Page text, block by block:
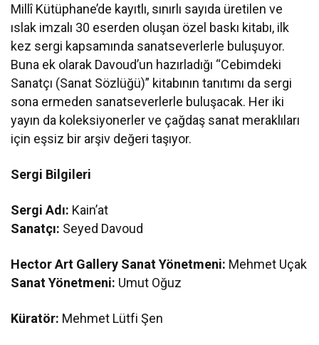
Millî Kütüphane’de kayıtlı, sınırlı sayıda üretilen ve
ıslak imzalı 30 eserden oluşan özel baskı kitabı, ilk
kez sergi kapsamında sanatseverlerle buluşuyor.
Buna ek olarak Davoud’un hazırladığı “Cebimdeki
Sanatçı (Sanat Sözlüğü)” kitabının tanıtımı da sergi
sona ermeden sanatseverlerle buluşacak. Her iki
yayın da koleksiyonerler ve çağdaş sanat meraklıları
için eşsiz bir arşiv değeri taşıyor.
Sergi Bilgileri
Sergi Adı: Kain’at
Sanatçı: Seyed Davoud
Hector Art Gallery Sanat Yönetmeni: Mehmet Uçak
Sanat Yönetmeni: Umut Oğuz
Küratör: Mehmet Lütfi Şen